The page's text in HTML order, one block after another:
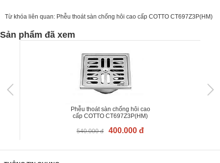
Từ khóa liên quan: Phễu thoát sàn chống hôi cao cấp COTTO CT697Z3P(HM)
Sản phẩm đã xem
Phễu thoát sàn chống hôi cao
cấp COTTO CT697Z3P(HM)
540.000 đ 400.000 đ